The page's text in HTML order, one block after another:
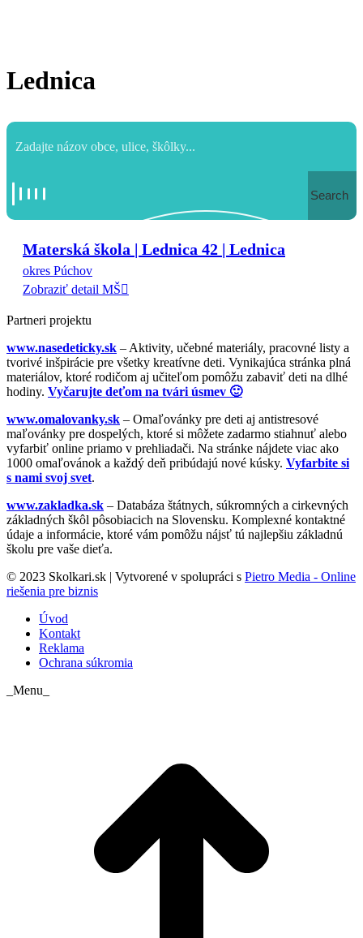
Lednica
Search
Materská škola | Lednica 42 | Lednica
okres Púchov
Zobraziť detail MŠ
Partneri projektu
www.nasedeticky.sk – Aktivity, učebné materiály, pracovné listy a
tvorivé inšpirácie pre všetky kreatívne deti. Vynikajúca stránka plná
materiálov, ktoré rodičom aj učiteľom pomôžu zabaviť deti na dlhé
hodiny. Vyčarujte deťom na tvári úsmev 🙂
www.omalovanky.sk – Omaľovánky pre deti aj antistresové
maľovánky pre dospelých, ktoré si môžete zadarmo stiahnuť alebo
vyfarbiť online priamo v prehliadači. Na stránke nájdete viac ako
1000 omaľovánok a každý deň pribúdajú nové kúsky. Vyfarbite si
s nami svoj svet.
www.zakladka.sk – Databáza štátnych, súkromných a cirkevných
základných škôl pôsobiacich na Slovensku. Komplexné kontaktné
údaje a informácie, ktoré vám pomôžu nájsť tú najlepšiu základnú
školu pre vaše dieťa.
© 2023 Skolkari.sk | Vytvorené v spolupráci s Pietro Media - Online
riešenia pre biznis
Úvod
Kontakt
Reklama
Ochrana súkromia
_Menu_